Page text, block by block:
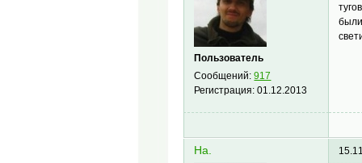
Пользователь
Сообщений:917
Регистрация:01.12.2013
Ha.